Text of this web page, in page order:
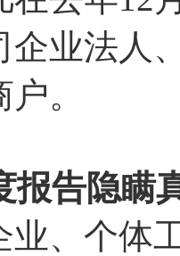
企业法人
。
报告隐瞒
业、个体